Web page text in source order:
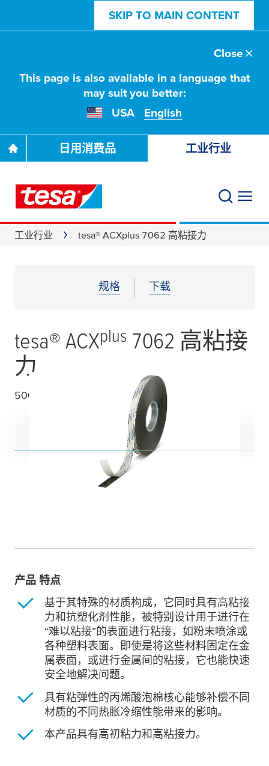
SKIP TO MAIN CONTENT
This page is also available in a language that
may suit you better:
USA
English
Close
日用消费品 工业行业
工业行业 tesa® ACXplus 7062 高粘接力
规格 下载
tesa® ACXplus 7062 高粘接
力
500 m双面丙烯酸泡棉胶带
产品 特点
基于其特殊的材质构成，它同时具有高粘接
力和抗塑化剂性能，被特别设计用于进行在
“难以粘接”的表面进行粘接，如粉末喷涂或
各种塑料表面。即使是将这些材料固定在金
属表面，或进行金属间的粘接，它也能快速
安全地解决问题。
具有粘弹性的丙烯酸泡棉核心能够补偿不同
材质的不同热胀冷缩性能带来的影响。
本产品具有高初粘力和高粘接力。